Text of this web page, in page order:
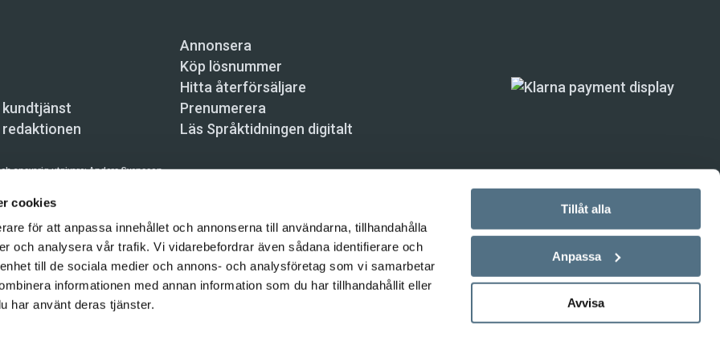
cookies
för att anpassa innehållet och annonserna till användarna, tillhandahålla
och analysera vår trafik. Vi vidarebefordrar även sådana identifierare och
till de sociala medier och annons- och analysföretag som vi samarbetar
informationen med annan information som du har tillhandahållit eller
har använt deras tjänster.
Tillåt alla
Anpassa
Avvisa
Annonsera
Köp lösnummer
Hitta återförsäljare
Prenumerera
Läs Språktidningen digitalt
ansvarig utgivare:Anders Svensson
Skeppsbron 34, 111 30 Stockholm,
prenumeration: 08-121 062 34 (vardagar 8–17),kundtjanst@spraktidningen.se
automatiska tjänster och maskinläsbara metoder (robotar, spiders, indexering och liknande) är inte
på denna webbplats är upphovsrättsligt skyddat.